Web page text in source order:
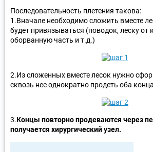
Последовательность плетения такова:
1.Вначале необходимо сложить вместе
будет привязываться (поводок, леску от
оборванную часть и т.д.)
2.Из сложенных вместе лесок нужно
сквозь нее однократно продеть оба
3.Концы повторно продеваются через
получается хирургический узел.